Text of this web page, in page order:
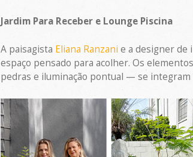
Jardim Para Receber e Lounge Piscina
A paisagista Eliana Ranzani e a designer de
espaço pensado para acolher. Os
pedras e iluminação pontual — se